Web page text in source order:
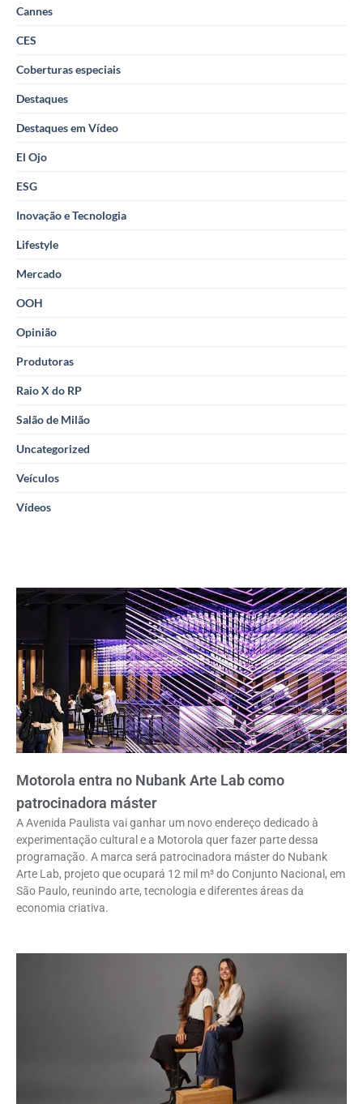
Cannes
CES
Coberturas especiais
Destaques
Destaques em Vídeo
El Ojo
ESG
Inovação e Tecnologia
Lifestyle
Mercado
OOH
Opinião
Produtoras
Raio X do RP
Salão de Milão
Uncategorized
Veículos
Vídeos
Motorola entra no Nubank Arte Lab como
patrocinadora máster
A Avenida Paulista vai ganhar um novo endereço dedicado à
experimentação cultural e a Motorola quer fazer parte dessa
programação. A marca será patrocinadora máster do Nubank
Arte Lab, projeto que ocupará 12 mil m³ do Conjunto Nacional, em
São Paulo, reunindo arte, tecnologia e diferentes áreas da
economia criativa.